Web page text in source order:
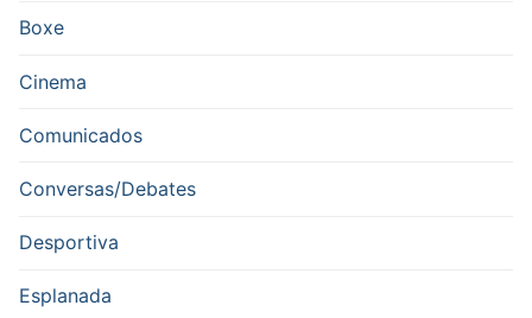
Boxe
Cinema
Comunicados
Conversas/Debates
Desportiva
Esplanada